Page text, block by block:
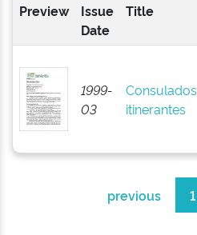
Preview
Issue
Date
Title
1999-
03
Consulados
itinerantes
previous 1